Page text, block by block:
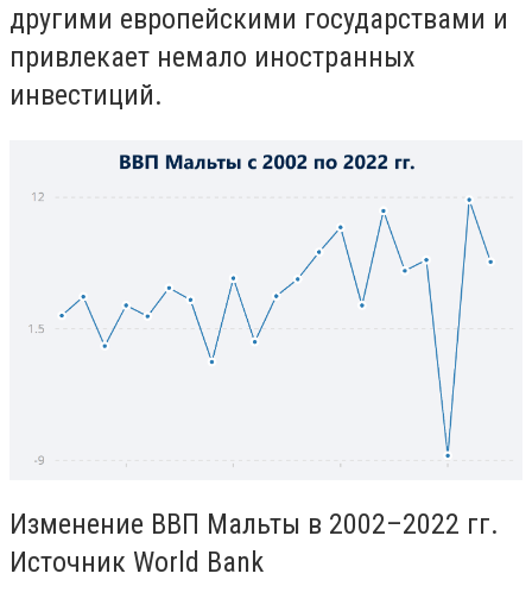
другими европейскими государствами и
привлекает немало иностранных
инвестиций.
Изменение ВВП Мальты в 2002–2022 гг.
Источник World Bank